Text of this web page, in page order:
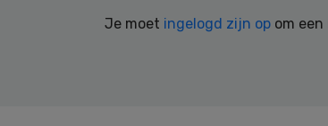
Je moet ingelogd zijn op om